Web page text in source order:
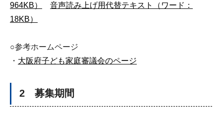
964KB）
音声読み上げ用代替テキスト（ワード：
18KB）
○参考ホームページ
・ 大阪府子ども家庭審議会のページ
2 募集期間